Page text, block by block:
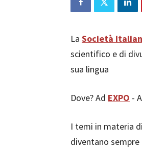
La Società
scientifico e di
sua lingua
Dove? Ad EXPO -
I temi in materia
diventano